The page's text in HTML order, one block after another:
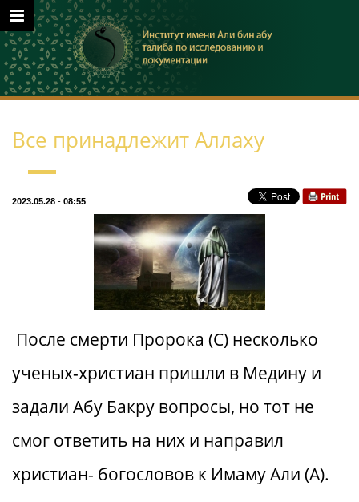
Все принадлежит Аллаху
2023.05.28 - 08:55
После смерти Пророка (С) несколько
ученых-христиан пришли в Медину и
задали Абу Бакру вопросы, но тот не
смог ответить на них и направил
христиан- богословов к Имаму Али (А).